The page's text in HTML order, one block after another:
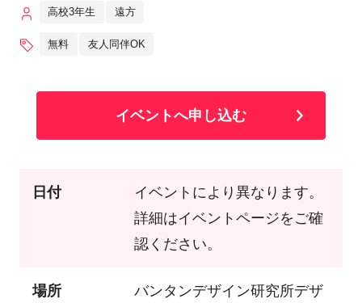
高校3年生 遠方
無料 友人同伴OK
イベントへ申し込む
日付
イベントにより異なります。
詳細はイベントページをご確
認ください。
場所
バンタンデザイン研究所デザ